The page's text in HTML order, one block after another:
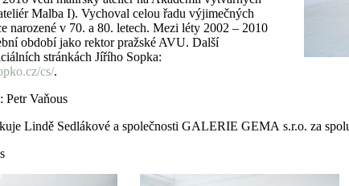
Malba I). Vychoval celou řadu výjimečných
narozené v 70. a 80. letech. Mezi léty 2002 – 2010
období jako rektor pražské AVU. Další
stránkách Jířího Sopka:
cs/.
Petr Vaňous
Lindě Sedlákové a společnosti GALERIE GEMA s.r.o. za